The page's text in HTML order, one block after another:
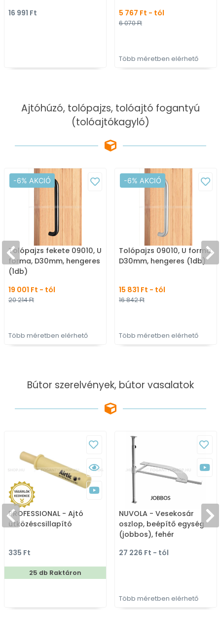
tehető, padlóra, falra,
16 991 Ft
5 767 Ft - tól
6 070 Ft
Több méretben elérhető
Ajtóhúzó, tolópajzs, tolóajtó fogantyú
(tolóajtókagyló)
-6% AKCIÓ
Tolópajzs fekete 09010, U
forma, D30mm, hengeres
(1db)
19 001 Ft - tól
20 214 Ft
Több méretben elérhető
-6% AKCIÓ
Tolópajzs 09010, U forma,
D30mm, hengeres (1db)
15 831 Ft - tól
16 842 Ft
Több méretben elérhető
Bútor szerelvények, bútor vasalatok
PROFESSIONAL - Ajtó
ütközéscsillapító
335 Ft
25 db Raktáron
NUVOLA - Vesekosár
oszlop, beépítő egység
(jobbos), fehér
27 226 Ft - tól
Több méretben elérhető